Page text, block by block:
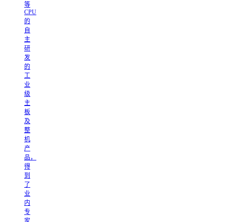
等
CPU
的
自
主
研
发
的
工
业
级
主
板
及
整
机
产
品，
得
到
了
业
内
专